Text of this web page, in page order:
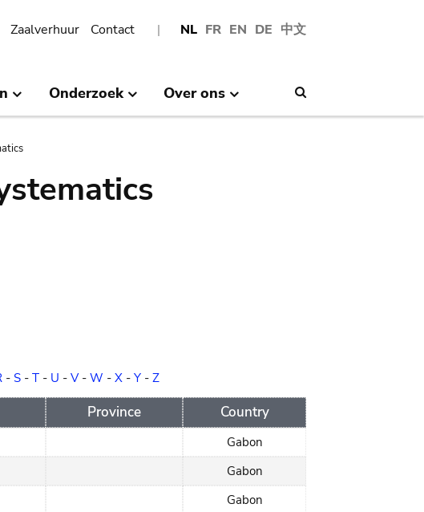
NL FR EN DE 中文
Zaalverhuur Contact
Onderzoek Over ons
- S - T - U - V- W - X - Y - Z
Province Country
Gabon
Gabon
Gabon